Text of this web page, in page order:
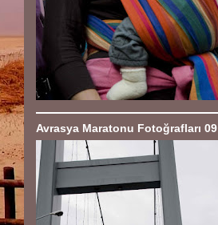
Avrasya Maratonu Fotoğrafları 09